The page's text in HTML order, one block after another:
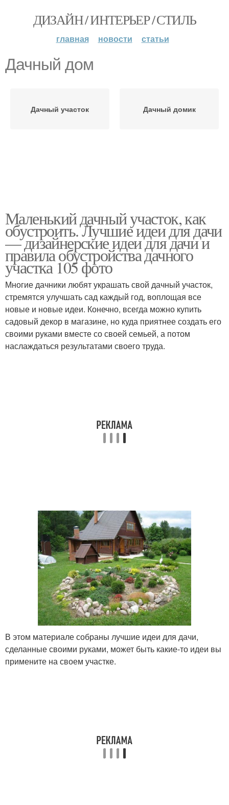
ДИЗАЙН / ИНТЕРЬЕР / СТИЛЬ
главная новости статьи
Дачный дом
Дачный участок Дачный домик
Маленький дачный участок, как
обустроить. Лучшие идеи для дачи
— дизайнерские идеи для дачи и
правила обустройства дачного
участка 105 фото
Многие дачники любят украшать свой дачный участок,
стремятся улучшать сад каждый год, воплощая все
новые и новые идеи. Конечно, всегда можно купить
садовый декор в магазине, но куда приятнее создать его
своими руками вместе со своей семьей, а потом
наслаждаться результатами своего труда.
В этом материале собраны лучшие идеи для дачи,
сделанные своими руками, может быть какие-то идеи вы
примените на своем участке.